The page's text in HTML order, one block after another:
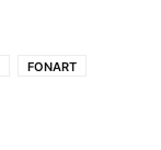
FONART